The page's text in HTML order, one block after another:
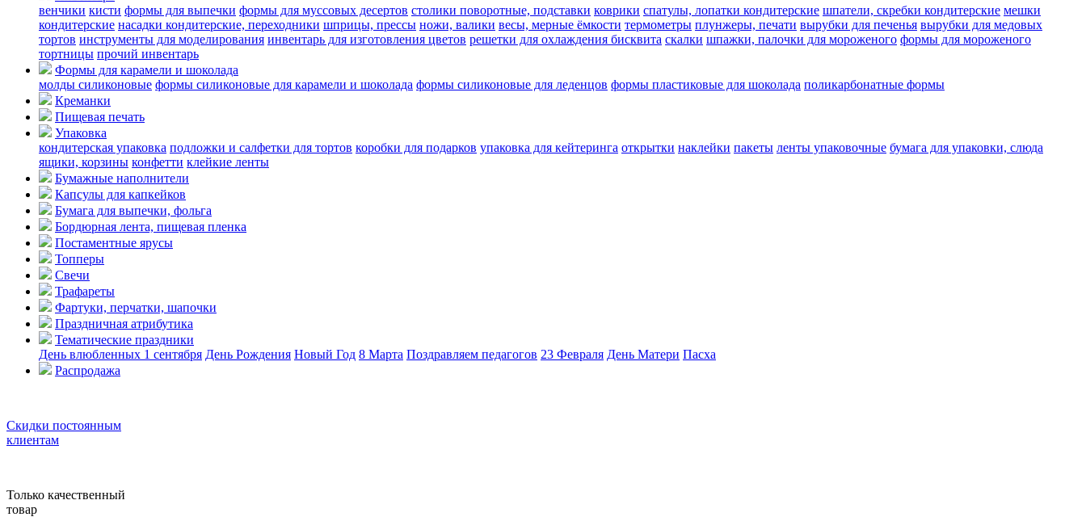
венчики кисти формы для выпечки формы для муссовых десертов столики поворотные, подставки коврики cпатулы, лопатки кондитерские шпатели, скребки кондитерские мешки
кондитерские насадки кондитерские, переходники шприцы, прессы ножи, валики весы, мерные ёмкости термометры плунжеры, печати вырубки для печенья вырубки для медовых
тортов инструменты для моделирования инвентарь для изготовления цветов решетки для охлаждения бисквита скалки шпажки, палочки для мороженого формы для мороженого
тортницы прочий инвентарь
Формы для карамели и шоколада
молды силиконовые формы силиконовые для карамели и шоколада формы силиконовые для леденцов формы пластиковые для шоколада поликарбонатные формы
Креманки
Пищевая печать
Упаковка
кондитерская упаковка подложки и салфетки для тортов коробки для подарков упаковка для кейтеринга открытки наклейки пакеты ленты упаковочные бумага для упаковки, слюда
ящики, корзины конфетти клейкие ленты
Бумажные наполнители
Капсулы для капкейков
Бумага для выпечки, фольга
Бордюрная лента, пищевая пленка
Постаментные ярусы
Топперы
Свечи
Трафареты
Фартуки, перчатки, шапочки
Праздничная атрибутика
Тематические праздники
День влюбленных 1 сентября День Рождения Новый Год 8 Марта Поздравляем педагогов 23 Февраля День Матери Пасха
Распродажа
Скидки постоянным
клиентам
Только качественный
товар